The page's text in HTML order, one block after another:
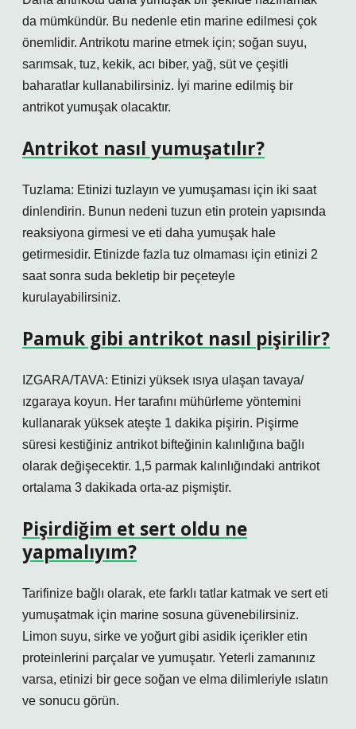
da mümkündür. Bu nedenle etin marine edilmesi çok
önemlidir. Antrikotu marine etmek için; soğan suyu,
sarımsak, tuz, kekik, acı biber, yağ, süt ve çeşitli
baharatlar kullanabilirsiniz. İyi marine edilmiş bir
antrikot yumuşak olacaktır.
Antrikot nasıl yumuşatılır?
Tuzlama: Etinizi tuzlayın ve yumuşaması için iki saat
dinlendirin. Bunun nedeni tuzun etin protein yapısında
reaksiyona girmesi ve eti daha yumuşak hale
getirmesidir. Etinizde fazla tuz olmaması için etinizi 2
saat sonra suda bekletip bir peçeteyle
kurulayabilirsiniz.
Pamuk gibi antrikot nasıl pişirilir?
IZGARA/TAVA: Etinizi yüksek ısıya ulaşan tavaya/
ızgaraya koyun. Her tarafını mühürleme yöntemini
kullanarak yüksek ateşte 1 dakika pişirin. Pişirme
süresi kestiğiniz antrikot bifteğinin kalınlığına bağlı
olarak değişecektir. 1,5 parmak kalınlığındaki antrikot
ortalama 3 dakikada orta-az pişmiştir.
Pişirdiğim et sert oldu ne
yapmalıyım?
Tarifinize bağlı olarak, ete farklı tatlar katmak ve sert eti
yumuşatmak için marine sosuna güvenebilirsiniz.
Limon suyu, sirke ve yoğurt gibi asidik içerikler etin
proteinlerini parçalar ve yumuşatır. Yeterli zamanınız
varsa, etinizi bir gece soğan ve elma dilimleriyle ıslatın
ve sonucu görün.